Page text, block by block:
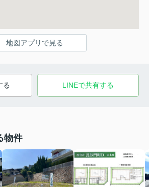
地図アプリで見る
る LINEで共有する
物件